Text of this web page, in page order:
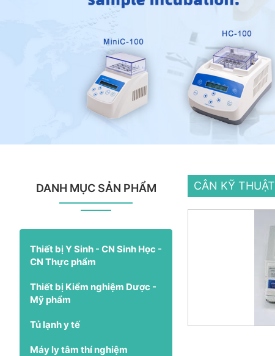
DANH MỤC SẢN PHẨM
Thiết bị Y Sinh - CN Sinh Học -
CN Thực phẩm
Thiết bị Kiểm nghiệm Dược -
Mỹ phẩm
Tủ lạnh y tế
Máy ly tâm thí nghiệm
CÂN KỸ THUẬT